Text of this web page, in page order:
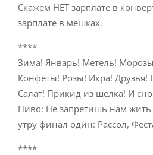
Скажем НЕТ зарплате в
зарплате в мешках.
****
Зима! Январь! Метель!
Конфеты! Розы! Икра! Друзья!
Салат! Прикид из шелка! И
Пиво: Не запретишь нам жить
утру финал один: Рассол,
****